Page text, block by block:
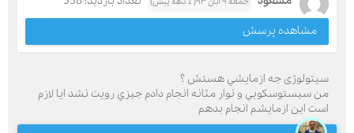
مشاهده پرسش
سیتولوژی جه ازمايشي هستش ؟
من سيستوسكوبي و نوار مثانه انجام دادم جيزي رويت نشد ايا لازم
است اين ازمايشم انجام بدهم